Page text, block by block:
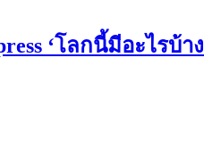
‘โลกนี้มีอะไรบ้าง